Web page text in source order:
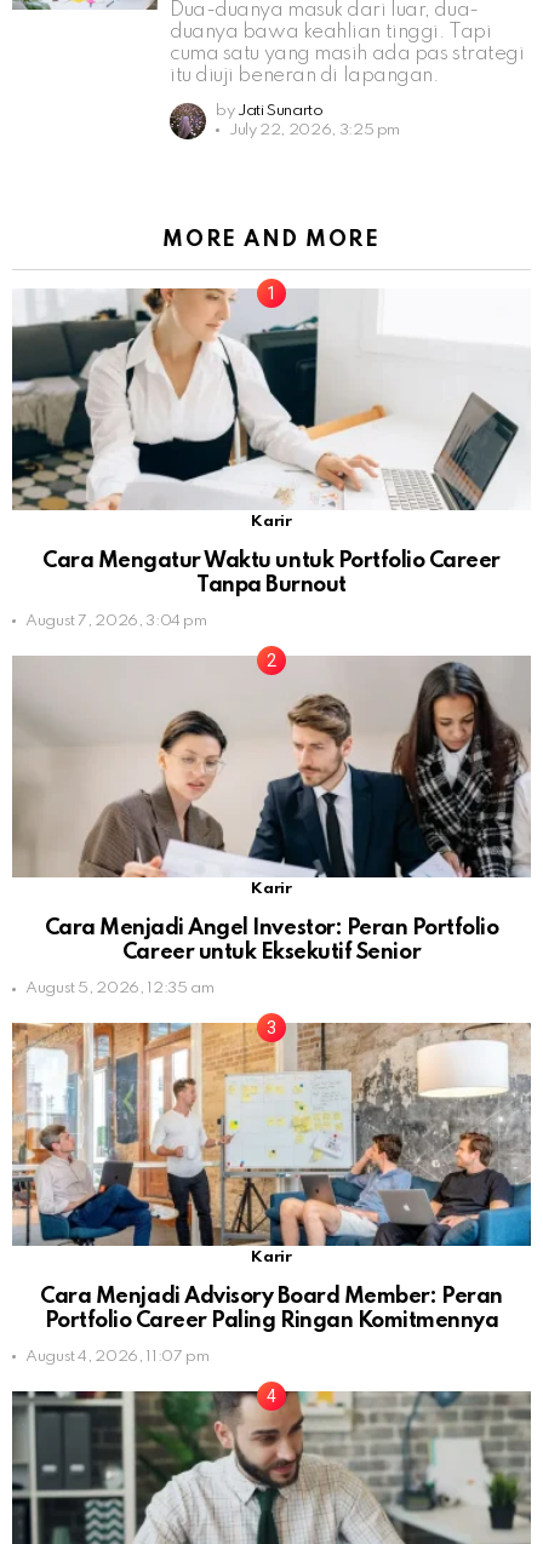
Dua-duanya masuk dari luar, dua-
duanya bawa keahlian tinggi. Tapi
cuma satu yang masih ada pas strategi
itu diuji beneran di lapangan.
by Jati Sunarto
July 22, 2026, 3:25 pm
MORE AND MORE
Karir
Cara Mengatur Waktu untuk Portfolio Career
Tanpa Burnout
August 7, 2026, 3:04 pm
Karir
Cara Menjadi Angel Investor: Peran Portfolio
Career untuk Eksekutif Senior
August 5, 2026, 12:35 am
Karir
Cara Menjadi Advisory Board Member: Peran
Portfolio Career Paling Ringan Komitmennya
August 4, 2026, 11:07 pm